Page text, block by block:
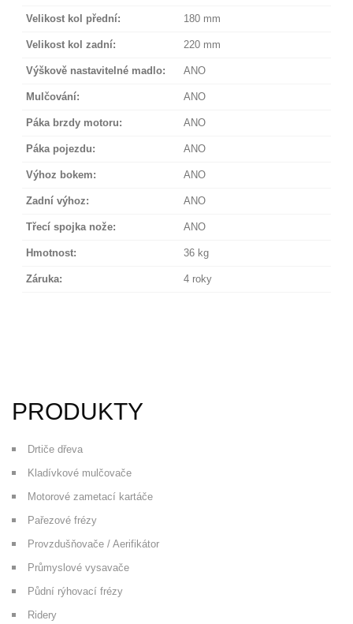
Velikost kol přední: 180 mm
Velikost kol zadní: 220 mm
Výškově nastavitelné madlo: ANO
Mulčování: ANO
Páka brzdy motoru: ANO
Páka pojezdu: ANO
Výhoz bokem: ANO
Zadní výhoz: ANO
Třecí spojka nože: ANO
Hmotnost: 36 kg
Záruka: 4 roky
PRODUKTY
Drtiče dřeva
Kladívkové mulčovače
Motorové zametací kartáče
Pařezové frézy
Provzdušňovače / Aerifikátor
Průmyslové vysavače
Půdní rýhovací frézy
Ridery